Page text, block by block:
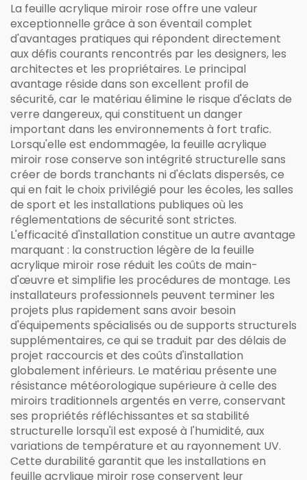
La feuille acrylique miroir rose offre une valeur
exceptionnelle grâce à son éventail complet
d'avantages pratiques qui répondent directement
aux défis courants rencontrés par les designers, les
architectes et les propriétaires. Le principal
avantage réside dans son excellent profil de
sécurité, car le matériau élimine le risque d'éclats de
verre dangereux, qui constituent un danger
important dans les environnements à fort trafic.
Lorsqu'elle est endommagée, la feuille acrylique
miroir rose conserve son intégrité structurelle sans
créer de bords tranchants ni d'éclats dispersés, ce
qui en fait le choix privilégié pour les écoles, les salles
de sport et les installations publiques où les
réglementations de sécurité sont strictes.
L'efficacité d'installation constitue un autre avantage
marquant : la construction légère de la feuille
acrylique miroir rose réduit les coûts de main-
d'œuvre et simplifie les procédures de montage. Les
installateurs professionnels peuvent terminer les
projets plus rapidement sans avoir besoin
d'équipements spécialisés ou de supports structurels
supplémentaires, ce qui se traduit par des délais de
projet raccourcis et des coûts d'installation
globalement inférieurs. Le matériau présente une
résistance météorologique supérieure à celle des
miroirs traditionnels argentés en verre, conservant
ses propriétés réfléchissantes et sa stabilité
structurelle lorsqu'il est exposé à l'humidité, aux
variations de température et au rayonnement UV.
Cette durabilité garantit que les installations en
feuille acrylique miroir rose conservent leur